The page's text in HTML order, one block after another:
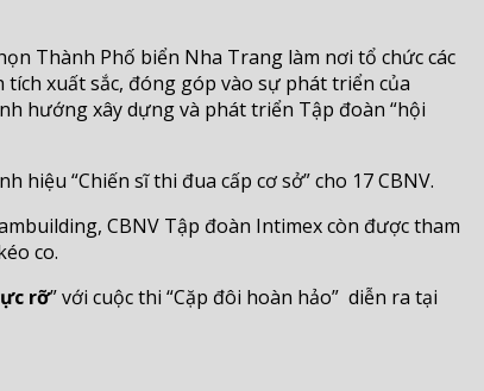
Thành Phố biển Nha Trang làm nơi tổ chức các
xuất sắc, đóng góp vào sự phát triển của
hướng xây dựng và phát triển Tập đoàn “hội
“Chiến sĩ thi đua cấp cơ sở” cho 17 CBNV.
CBNV Tập đoàn Intimex còn được tham
kéo co.
rỡ” với cuộc thi “Cặp đôi hoàn hảo” diễn ra tại